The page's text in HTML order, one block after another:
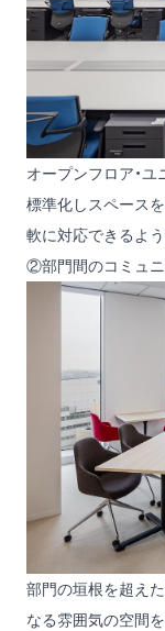
オープンフロア・
標準化しスペース
軟に対応できるよ
②部門間のコミュ
部門の垣根を超え
なる雰囲気の空間